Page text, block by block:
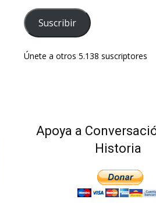
correo
electrónico
Suscribir
Únete a otros 5.138 suscriptores
Apoya a
Historia